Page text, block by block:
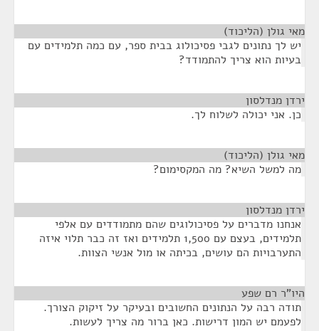
מאי גולן (הליכוד)
יש לך נתונים לגבי פסיכולוג בבית ספר, עם כמה תלמידים עם
בעיות הוא צריך להתמודד?
ירדן מנדלסון
כן. אני יכולה לשלוח לך.
מאי גולן (הליכוד)
מה למשל השיא? מה המקסימום?
ירדן מנדלסון
אנחנו מדברים על פסיכולוגים שהם מתמודדים עם אלפי
תלמידים, בעצם עם 1,500 תלמידים ואז זה כבר תלוי איזה
התערבויות הם עושים, בכיתה או מול אנשי הצוות.
היו"ר רם שפע
תודה רבה על הנתונים החשובים ובעיקר על זיקוק הצורך.
לפעמם יש המון דרישות. כאן ברור מה צריך לעשות.